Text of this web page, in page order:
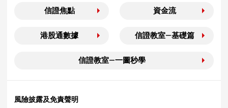
信證焦點 資金流
港股通數據 信證教室—基礎篇
信證教室—一圖秒學
風險披露及免責聲明